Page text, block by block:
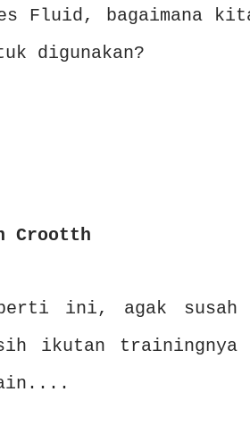
Fluid, bagaimana
digunakan?
Crootth
ini, agak susah
ikutan trainingnya